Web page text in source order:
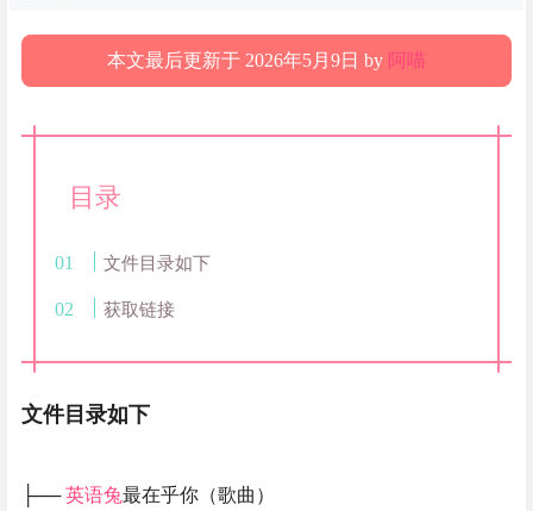
本文最后更新于 2026年5月9日 by 阿喵
目录
文件目录如下
获取链接
文件目录如下
├──英语兔最在乎你（歌曲）